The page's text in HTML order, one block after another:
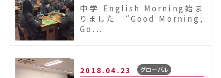
中学 English Morning始ま
りました “Good Morning,
Go...
2018.04.23 グローバル